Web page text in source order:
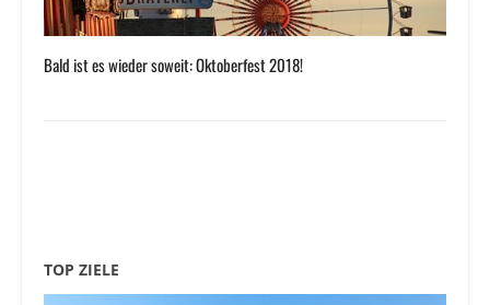
Bald ist es wieder soweit: Oktoberfest 2018!
TOP ZIELE